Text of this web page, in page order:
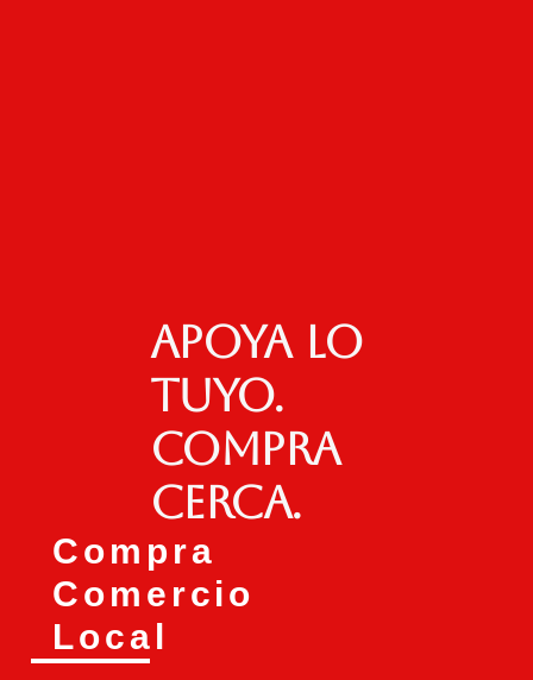
Apoya lo
tuyo.
Compra
cerca.
Compra
Comercio
Local